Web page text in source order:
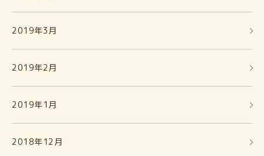
2019年3月
2019年2月
2019年1月
2018年12月